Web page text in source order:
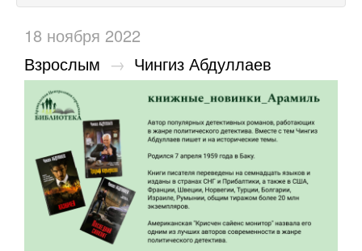
18 ноября 2022
Взрослым → Чингиз Абдуллаев